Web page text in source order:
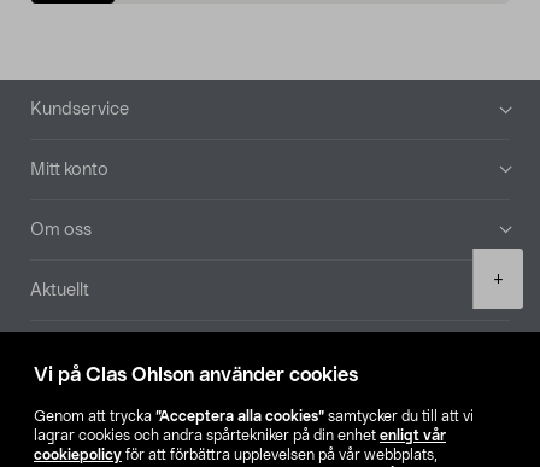
Vi på Clas Ohlson använder cookies
Genom att trycka ”Acceptera alla cookies” samtycker du till att vi
lagrar cookies och andra spårtekniker på din enhet enligt vår
cookiepolicy för att förbättra upplevelsen på vår webbplats,
+
Sidfot
Kundservice
Mitt konto
Om oss
Aktuellt
Hitta butik